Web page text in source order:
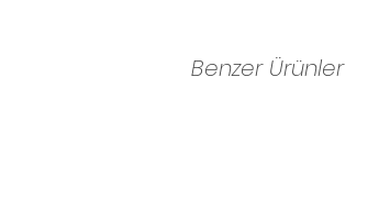
Benzer Ürünler